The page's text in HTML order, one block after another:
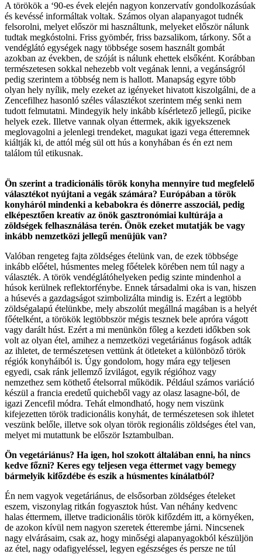
A törökök a ‘90-es évek elején nagyon konzervatív gondolkozásúak
és kevéssé informáltak voltak. Számos olyan alapanyagot tudnék
felsorolni, melyet először mi használtunk, melyeket először nálunk
tudtak megkóstolni. Friss gyömbér, friss bazsalikom, tárkony. Sőt a
vendéglátó egységek nagy többsége sosem használt gombát
azokban az években, de szóját is nálunk ehettek elsőként. Korábban
természetesen sokkal nehezebb volt vegának lenni, a vegánságról
pedig szerintem a többség nem is hallott. Manapság egyre több
olyan hely nyílik, mely ezeket az igényeket hivatott kiszolgálni, de a
Zencefilhez hasonló széles választékot szerintem még senki nem
tudott felmutatni. Mindegyik hely inkább kísérletező jellegű, picike
helyek ezek. Illetve vannak olyan éttermek, akik igyekszenek
meglovagolni a jelenlegi trendeket, magukat igazi vega étteremnek
kiáltják ki, de attól még sül ott hús a konyhában és én ezt nem
találom túl etikusnak.
Ön szerint a tradicionális török konyha mennyire tud megfelelő
választékot nyújtani a vegák számára? Európában a török
konyháról mindenki a kebabokra és dönerre asszociál, pedig
elképesztően kreatív az önök gasztronómiai kultúrája a
zöldségek felhasználása terén. Önök ezeket mutatják be vagy
inkább nemzetközi jellegű menüjük van?
Valóban rengeteg fajta zöldséges ételünk van, de ezek többsége
inkább előétel, húsmentes meleg főételek körében nem túl nagy a
választék. A török vendéglátóhelyeken pedig szinte mindenhol a
húsok kerülnek reflektorfénybe. Ennek társadalmi oka is van, hiszen
a húsevés a gazdagságot szimbolizálta mindig is. Ezért a legtöbb
zöldségalapú ételünkbe, mely abszolút megállná magában is a helyét
főételként, a törökök legtöbbször mégis tesznek bele apróra vágott
vagy darált húst. Ezért a mi menünkön főleg a kezdeti időkben sok
volt az olyan étel, amihez a nemzetközi vegetáriánus fogások adták
az ihletet, de természetesen vettünk át ötleteket a különböző török
régiók konyháiból is. Úgy gondolom, hogy mára egy teljesen
egyedi, csak ránk jellemző ízvilágot, egyik régióhoz vagy
nemzethez sem köthető ételsorral működik. Például számos variáció
készül a francia eredetű quicheből vagy az olasz lasagne-ból, de
igazi Zencefil módra. Tehát elmondható, hogy nem viszünk
kifejezetten török tradicionális konyhát, de természetesen sok ihletet
veszünk belőle, illetve sok olyan török regionális zöldséges étel van,
melyet mi mutattunk be először Isztambulban.
Ön vegetáriánus? Ha igen, hol szokott általában enni, ha nincs
kedve főzni? Keres egy teljesen vega éttermet vagy bemegy
bármelyik kifőzdébe és eszik a húsmentes kínálatból?
Én nem vagyok vegetáriánus, de elsősorban zöldséges ételeket
eszem, viszonylag ritkán fogyasztok húst. Van néhány kedvenc
halas éttermem, illetve tradicionális török kifőzdém itt, a környéken,
de azokon kívül nem nagyon szeretek étterembe járni. Nincsenek
nagy elvárásaim, csak az, hogy minőségi alapanyagokból készüljön
az étel, nagy odafigyeléssel, legyen egészséges és persze ne túl